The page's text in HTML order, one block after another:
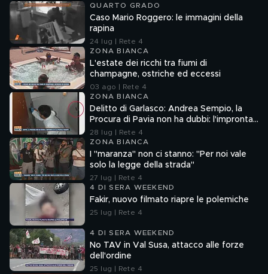
QUARTO GRADO
Caso Mario Roggero: le immagini della
rapina
24 lug | Rete 4
ZONA BIANCA
L'estate dei ricchi tra fiumi di
champagne, ostriche ed eccessi
03 ago | Rete 4
ZONA BIANCA
Delitto di Garlasco: Andrea Sempio, la
Procura di Pavia non ha dubbi: l'impronta
33 è la pistola fumante
28 lug | Rete 4
ZONA BIANCA
I "maranza" non ci stanno: "Per noi vale
solo la legge della strada"
27 lug | Rete 4
4 DI SERA WEEKEND
Fakir, nuovo filmato riapre le polemiche
25 lug | Rete 4
4 DI SERA WEEKEND
No TAV in Val Susa, attacco alle forze
dell'ordine
25 lug | Rete 4